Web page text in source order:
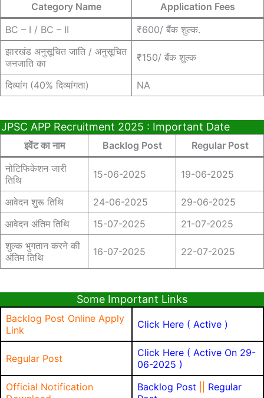
Category Name
Application Fees
BC – I / BC – II
₹600/ बैंक शुल्क.
झारखंड अनुसूचित जाति / अनुसूचित
जनजाति का
₹150/ बैंक शुल्क
दिव्यांग (40% दिव्यांगता) NA
JPSC APP Recruitment 2025 : Important Date
इवेंट का नाम Backlog Post
Regular Post
नोटिफिकेशन जारी
तिथि
15-06-2025 19-06-2025
आवेदन शुरू तिथि 24-06-2025
29-06-2025
आवेदन अंतिम तिथि
15-07-2025
21-07-2025
शुल्क भुगतान करने की
अंतिम तिथि
16-07-2025 22-07-2025
Some Important Links
Backlog Post Online Apply
Link
Click Here ( Active )
Regular Post
Click Here ( Active On 29-
06-2025 )
Official Notification
Backlog Post
Regular